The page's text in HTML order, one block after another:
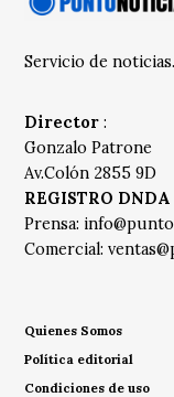
Servicio de noticias.
Director :
Gonzalo Patrone
Av.Colón 2855 9D
REGISTRO
Prensa:
Comercial:
Quienes Somos
Política editorial
Condiciones de uso